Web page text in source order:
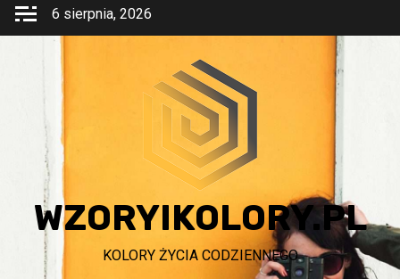
Przejdź
6 sierpnia, 2026
WZORYIKOLORY.PL
KOLORY ŻYCIA CODZIENNEGO